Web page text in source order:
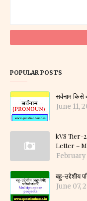
POPULAR POSTS
सर्वनाम
June 11,
kVS Tier-
Letter –
बहु-उद्देशीय
June 07,